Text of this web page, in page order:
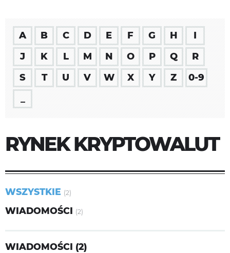
A B C D E F G H
I
J
K L M N O P Q
R
S
T U V W X Y Z
0-9
RYNEK KRYPTOWALUT
WSZYSTKIE (2)
WIADOMOŚCI (2)
WIADOMOŚCI (2)